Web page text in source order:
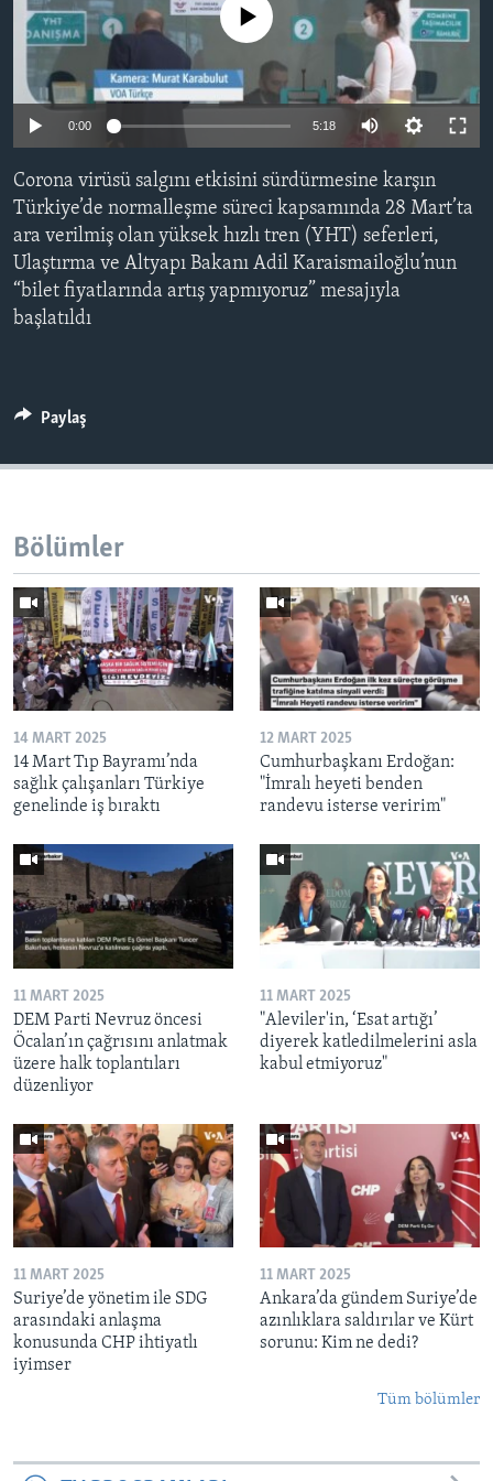
HAYATTAN
BIZI TAKIP EDIN
Diller
No media source currently available
0:00 5:18
Corona virüsü salgını etkisini sürdürmesine karşın
Türkiye’de normalleşme süreci kapsamında 28 Mart’ta
ara verilmiş olan yüksek hızlı tren (YHT) seferleri,
Ulaştırma ve Altyapı Bakanı Adil Karaismailoğlu’nun
“bilet fiyatlarında artış yapmıyoruz” mesajıyla
başlatıldı
Paylaş
Bölümler
14 MART 2025
14 Mart Tıp Bayramı’nda
sağlık çalışanları Türkiye
genelinde iş bıraktı
12 MART 2025
Cumhurbaşkanı Erdoğan:
"İmralı heyeti benden
randevu isterse veririm"
11 MART 2025
DEM Parti Nevruz öncesi
Öcalan’ın çağrısını anlatmak
üzere halk toplantıları
düzenliyor
11 MART 2025
"Aleviler'in, ‘Esat artığı’
diyerek katledilmelerini asla
kabul etmiyoruz"
11 MART 2025
Suriye’de yönetim ile SDG
arasındaki anlaşma
konusunda CHP ihtiyatlı
iyimser
11 MART 2025
Ankara’da gündem Suriye’de
azınlıklara saldırılar ve Kürt
sorunu: Kim ne dedi?
Tüm bölümler